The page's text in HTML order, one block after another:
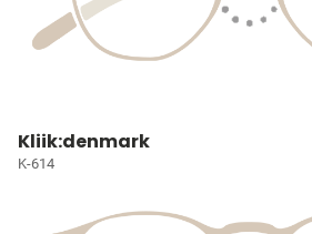
Kliik:denmark
K-614